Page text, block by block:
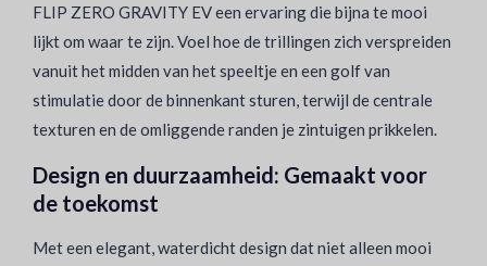
FLIP ZERO GRAVITY EV een ervaring die bijna te mooi
lijkt om waar te zijn. Voel hoe de trillingen zich verspreiden
vanuit het midden van het speeltje en een golf van
stimulatie door de binnenkant sturen, terwijl de centrale
texturen en de omliggende randen je zintuigen prikkelen.
Design en duurzaamheid: Gemaakt voor
de toekomst
Met een elegant, waterdicht design dat niet alleen mooi